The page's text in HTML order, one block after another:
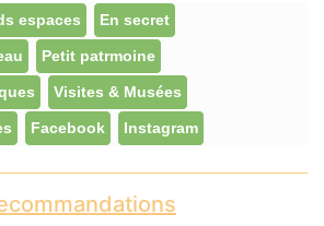
espaces En secret
Petit patrmoine
Visites & Musées
Facebook Instagram